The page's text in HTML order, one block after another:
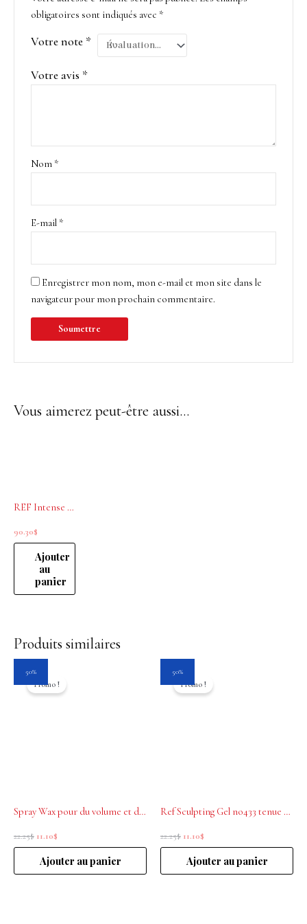
obligatoires sont indiqués avec *
Votre note *
Votre avis *
Nom *
E-mail *
Enregistrer mon nom, mon e-mail et mon site dans le
navigateur pour mon prochain commentaire.
Vous aimerez peut-être aussi…
REF Intense Hydrate Conditionneur 1000mL
90.30$
Ajouter
au
panier
Produits similaires
50%
Promo !
Spray Wax pour du volume et de la structure n.434 REF 250ml
22.25$
initial
11.10$
actuel
Ajouter au panier
50%
Promo !
Ref Sculpting Gel no433 tenue 4/5 volume et brillance 3/5 100ml
22.25$
initial
11.10$
actuel
Ajouter au panier